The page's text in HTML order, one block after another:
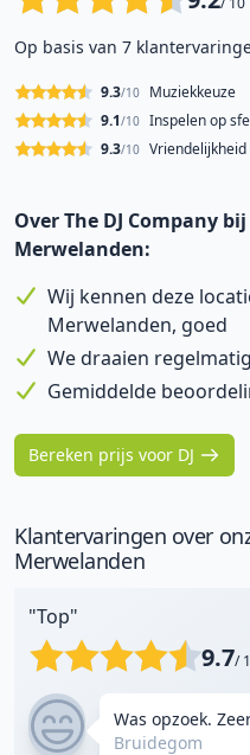
Op basis van 7
Muziekkeuze
9.3/10
Inspelen op
9.1/10
9.3/10
Over The DJ Company
Merwelanden:
Wij kennen deze
Merwelanden, goed
We draaien
Gemiddelde
Bereken prijs voor DJ
Klantervaringen over
Merwelanden
"Top"
9.7/
Was opzoek.
Bruidegom